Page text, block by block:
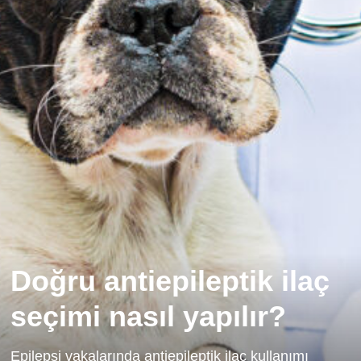
Doğru antiepileptik ilaç
seçimi nasıl yapılır?
Epilepsi vakalarında antiepileptik ilaç kullanımı